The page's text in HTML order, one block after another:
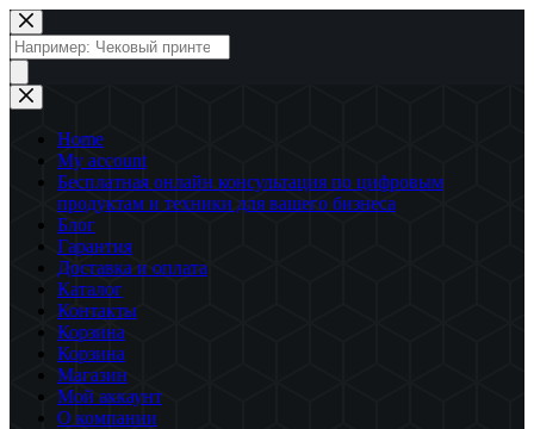
Перейти
к
сути
Поиск
товаров
Home
My account
Бесплатная онлайн консультация по цифровым
продуктам и техники для вашего бизнеса
Блог
Гарантия
Доставка и оплата
Каталог
Контакты
Корзина
Корзина
Магазин
Мой аккаунт
О компании